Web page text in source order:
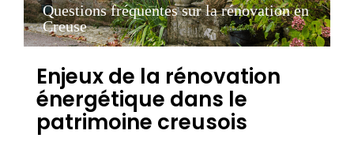
Questions fréquentes sur la rénovation en
Creuse
Enjeux de la rénovation
énergétique dans le
patrimoine creusois